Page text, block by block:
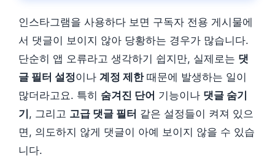
인스타그램을 사용하다 보면 구독자 전용 게시물에
서 댓글이 보이지 않아 당황하는 경우가 많습니다.
단순히 앱 오류라고 생각하기 쉽지만, 실제로는 댓
글 필터 설정이나 계정 제한때문에 발생하는 일이
많더라고요. 특히 숨겨진 단어 기능이나 댓글 숨기
기, 그리고 고급 댓글 필터 같은 설정들이 켜져 있으
면, 의도하지 않게 댓글이 아예 보이지 않을 수 있습
니다.